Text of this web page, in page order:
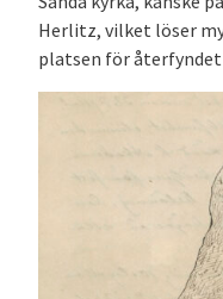
Herlitz, vilket löser
platsen för återfyndet